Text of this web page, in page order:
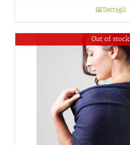
Dettagli
Out of stock